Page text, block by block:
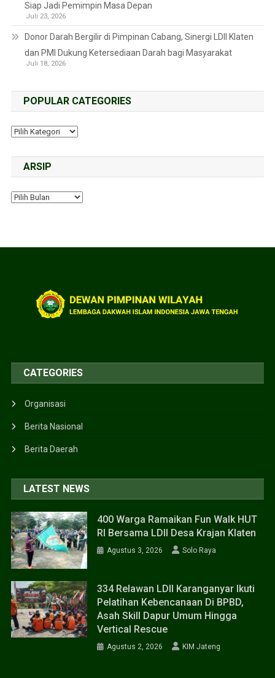
Siap Jadi Pemimpin Masa Depan
Juli 23, 2026
Donor Darah Bergilir di Pimpinan Cabang, Sinergi LDII Klaten
dan PMI Dukung Ketersediaan Darah bagi Masyarakat
Juli 18, 2026
POPULAR CATEGORIES
ARSIP
CATEGORIES
Organisasi
Berita Nasional
Berita Daerah
LATEST NEWS
400 Warga Ramaikan Fun Walk HUT
RI Bersama LDII Desa Krajan Klaten
Agustus 3, 2026 Solo Raya
334 Relawan LDII Karanganyar Ikuti
Pelatihan Kebencanaan Di BPBD,
Asah Skill Dapur Umum Hingga
Vertical Rescue
Agustus 2, 2026 KIM Jateng